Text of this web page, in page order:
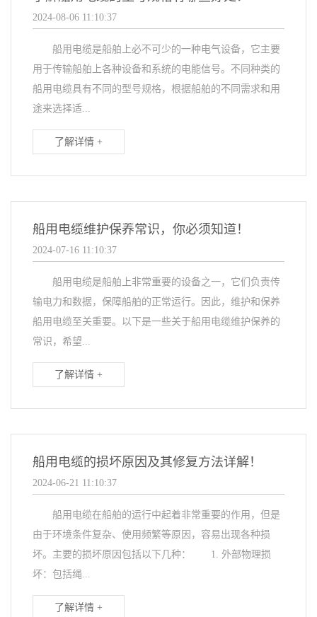
2024-08-06 11:10:37
船用电缆是船舶上必不可少的一种电气设备，它主要
用于传输船舶上各种设备和系统的电能信号。不同种类的
船用电缆具有不同的型号规格，根据船舶的不同需求和用
途来选择适...
了解详情 +
船用电缆维护保养常识，你必须知道！
2024-07-16 11:10:37
船用电缆是船舶上非常重要的设备之一，它们负责传
输电力和数据，保障船舶的正常运行。因此，维护和保养
船用电缆至关重要。以下是一些关于船用电缆维护保养的
常识，希望...
了解详情 +
船用电缆的损坏原因及其修复方法详解！
2024-06-21 11:10:37
船用电缆在船舶的运行中起着非常重要的作用，但是
由于环境条件复杂、使用频繁等原因，容易出现各种损
坏。主要的损坏原因包括以下几种： 1. 外部物理损
坏：包括绳...
了解详情 +